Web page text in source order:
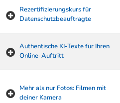
Rezertifizierungskurs für
Datenschutzbeauftragte
Authentische KI-Texte für Ihren
Online-Auftritt
Mehr als nur Fotos: Filmen mit
deiner Kamera